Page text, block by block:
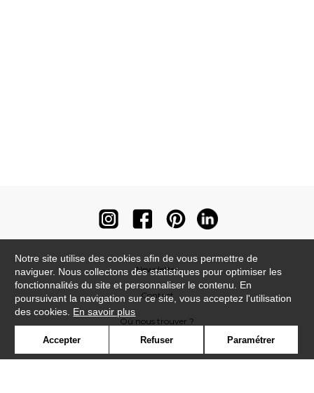
Newsletter
Contact
Où nous trouver ?
Notre site utilise des cookies afin de vous permettre de
naviguer. Nous collectons des statistiques pour optimiser les
fonctionnalités du site et personnaliser le contenu. En
poursuivant la navigation sur ce site, vous acceptez l'utilisation
des cookies. En savoir plus
Accepter Refuser Paramétrer